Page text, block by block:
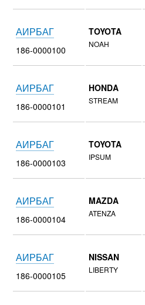
АИРБАГ
186-0000100
TOYOTA
NOAH
АИРБАГ
186-0000101
HONDA
STREAM
АИРБАГ
186-0000103
TOYOTA
IPSUM
АИРБАГ
186-0000104
MAZDA
ATENZA
АИРБАГ
186-0000105
NISSAN
LIBERTY